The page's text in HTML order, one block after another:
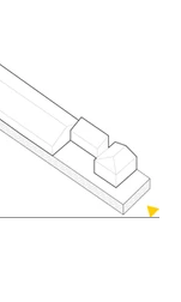
les logiques
ses qualités,
répondre à ses
ce patrimoine urbain
contemporains de la
et de la fabrique
compact, dense,
être pérenne et